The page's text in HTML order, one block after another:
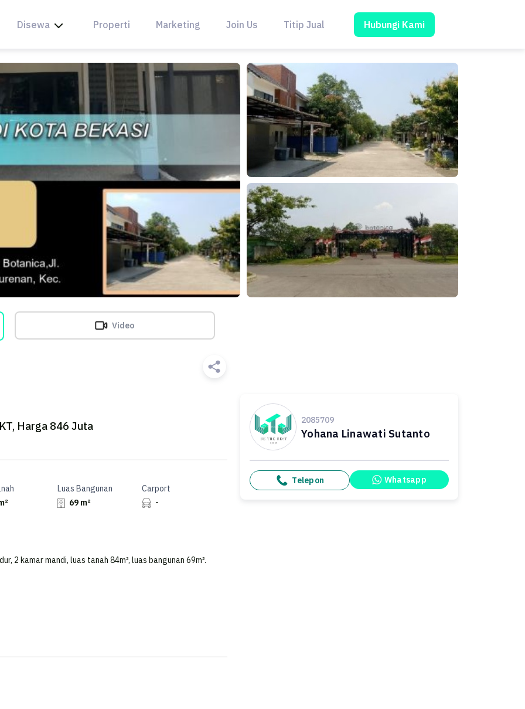
Disewa Properti Marketing Join Us Titip Jual BlogHubungi Kami
Video
Harga 846 Juta
Luas Bangunan
69 m²
Carport
-
2 kamar mandi, luas tanah 84m², luas bangunan 69m².
dengan return investasi tinggi di Bekasi Kota, Bekasi.
terjangkau.
2085709
Yohana Linawati Sutanto
Telepon Whatsapp